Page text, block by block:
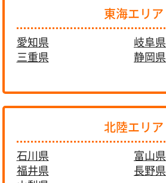
東海エリア
愛知県
岐阜県
三重県
静岡県
北陸エリア
石川県
富山県
福井県
長野県